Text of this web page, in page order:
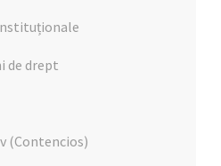
de drept
(Contencios)